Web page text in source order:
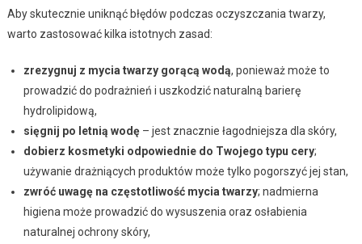
Aby skutecznie uniknąć błędów podczas oczyszczania twarzy,
warto zastosować kilka istotnych zasad:
zrezygnuj z mycia twarzy gorącą wodą, ponieważ może to
prowadzić do podrażnień i uszkodzić naturalną barierę
hydrolipidową,
sięgnij po letnią wodę– jest znacznie łagodniejsza dla skóry,
dobierz kosmetyki odpowiednie do Twojego typu cery;
używanie drażniących produktów może tylko pogorszyć jej stan,
zwróć uwagę na częstotliwość mycia twarzy; nadmierna
higiena może prowadzić do wysuszenia oraz osłabienia
naturalnej ochrony skóry,